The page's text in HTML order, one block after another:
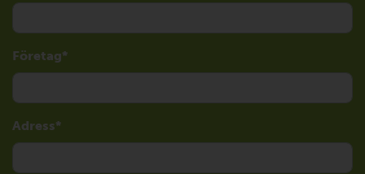
Företag
Adress